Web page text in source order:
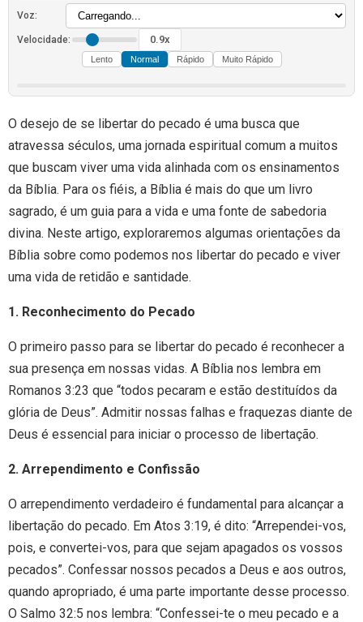
Voz:
Velocidade: 0.9x
Lento Normal Rápido Muito Rápido
O desejo de se libertar do pecado é uma busca que
atravessa séculos, uma jornada espiritual comum a muitos
que buscam viver uma vida alinhada com os ensinamentos
da Bíblia. Para os fiéis, a Bíblia é mais do que um livro
sagrado, é um guia para a vida e uma fonte de sabedoria
divina. Neste artigo, exploraremos algumas orientações da
Bíblia sobre como podemos nos libertar do pecado e viver
uma vida de retidão e santidade.
1. Reconhecimento do Pecado
O primeiro passo para se libertar do pecado é reconhecer a
sua presença em nossas vidas. A Bíblia nos lembra em
Romanos 3:23 que “todos pecaram e estão destituídos da
glória de Deus”. Admitir nossas falhas e fraquezas diante de
Deus é essencial para iniciar o processo de libertação.
2. Arrependimento e Confissão
O arrependimento verdadeiro é fundamental para alcançar a
libertação do pecado. Em Atos 3:19, é dito: “Arrependei-vos,
pois, e convertei-vos, para que sejam apagados os vossos
pecados”. Confessar nossos pecados a Deus e aos outros,
quando apropriado, é uma parte importante desse processo.
O Salmo 32:5 nos lembra: “Confessei-te o meu pecado e a